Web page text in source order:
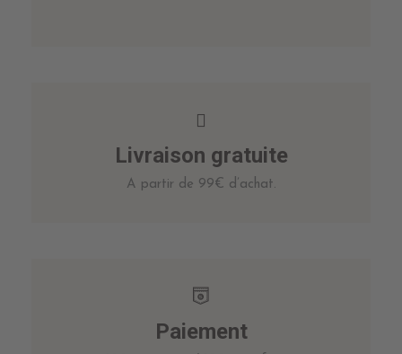
Livraison gratuite
A partir de 99€ d’achat.
Paiement